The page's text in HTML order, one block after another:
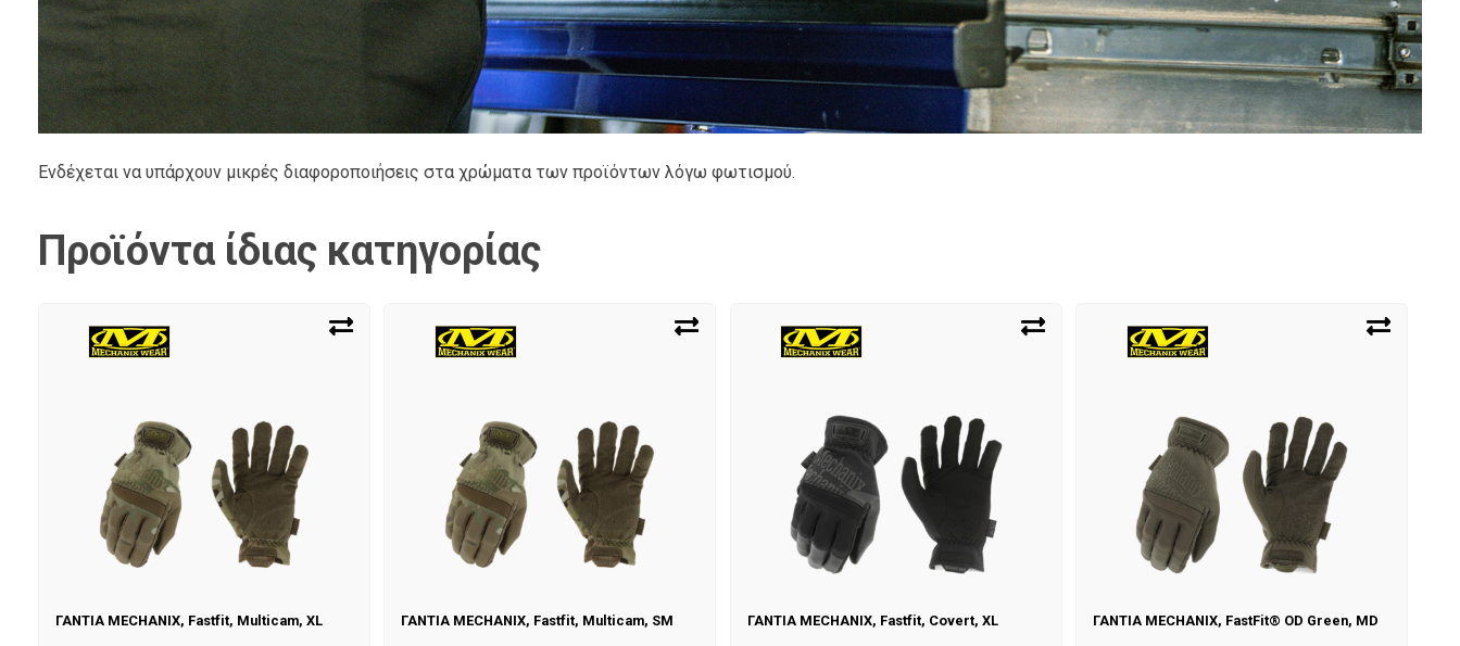
Ενδέχεται να υπάρχουν μικρές διαφοροποιήσεις στα χρώματα των προϊόντων λόγω φωτισμού.
Προϊόντα ίδιας κατηγορίας
ΓΑΝΤΙΑ MECHANIX, Fastfit, Multicam, XL ΓΑΝΤΙΑ MECHANIX, Fastfit, Multicam, SM ΓΑΝΤΙΑ MECHANIX, Fastfit, Covert, XL ΓΑΝΤΙΑ MECHANIX, FastFit® OD Green, MD